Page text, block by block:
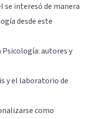
se interesó de manera
desde este
autores y
y el laboratorio de
como